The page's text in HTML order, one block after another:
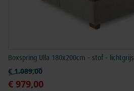
Boxspring Ulla 180x200cm - stof - lichtgrijs
Speciale prijs
€ 979,00
Normale prijs
€ 1.089,00